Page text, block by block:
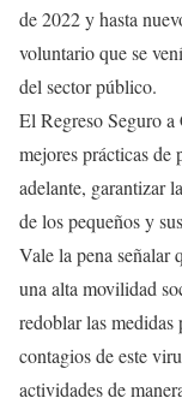
de 2022 y hasta
voluntario que se
del sector público.
El Regreso Seguro a
mejores prácticas de
adelante, garantizar
de los pequeños y
Vale la pena señalar
una alta movilidad
redoblar las medidas
contagios de este
actividades de